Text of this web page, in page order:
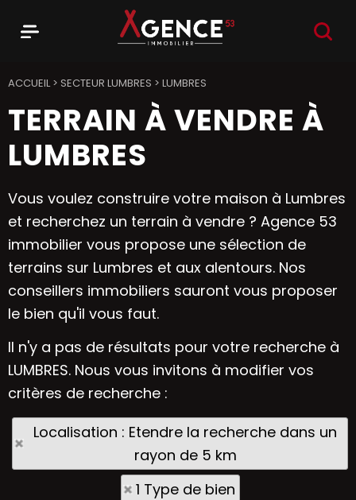
ACCUEIL> SECTEUR LUMBRES > LUMBRES
TERRAIN À VENDRE À
LUMBRES
Vous voulez construire votre maison à Lumbres
et recherchez un terrain à vendre ? Agence 53
immobilier vous propose une sélection de
terrains sur Lumbres et aux alentours. Nos
conseillers immobiliers sauront vous proposer
le bien qu'il vous faut.
Il n'y a pas de résultats pour votre recherche à
LUMBRES. Nous vous invitons à modifier vos
critères de recherche :
Localisation : Etendre la recherche dans un
rayon de 5 km
1 Type de bien